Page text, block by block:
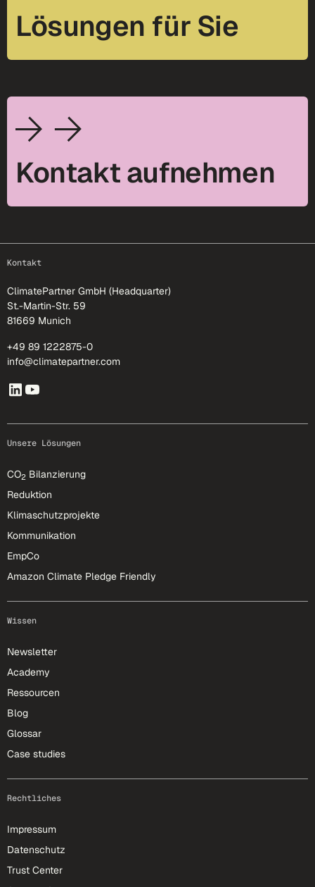
Lösungen für Sie
Kontakt aufnehmen
Kontakt
ClimatePartner GmbH (Headquarter)
St.-Martin-Str. 59
81669 Munich
+49 89 1222875-0
info@climatepartner.com
Unsere Lösungen
CO2 Bilanzierung
Reduktion
Klimaschutzprojekte
Kommunikation
EmpCo
Amazon Climate Pledge Friendly
Wissen
Newsletter
Academy
Ressourcen
Blog
Glossar
Case studies
Rechtliches
Impressum
Datenschutz
Trust Center